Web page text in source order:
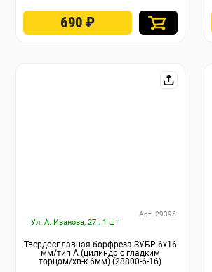
690₽
Ул. А. Иванова, 27 : 1 шт
Арт. 29395
Твердосплавная борфреза ЗУБР 6х16
мм/тип А (цилиндр с гладким
торцом/хв-к 6мм) (28800-6-16)